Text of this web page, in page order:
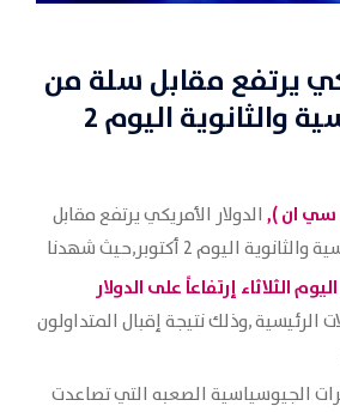
يرتفع مقابل سلة من
العملات الرئيسية والثانوية اليوم 2
سي ان ), الدولار الأمريكي يرتفع مقابل
اليوم 2 أكتوبر,حيث شهدنا
اليوم الثلاثاء إرتفاعاً على الدولار
الرئيسية ,وذلك نتيجة إقبال المتداولون
الجيوسياسية الصعبه التي تصاعدت